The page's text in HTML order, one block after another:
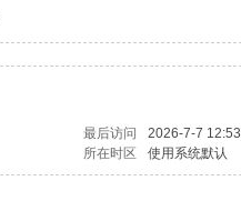
最后访问 2026-7-7 12:53
所在时区 使用系统默认